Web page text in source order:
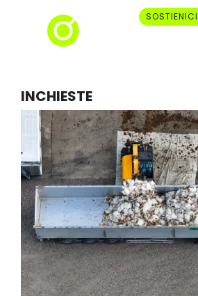
SOSTIENICI
INCHIESTE